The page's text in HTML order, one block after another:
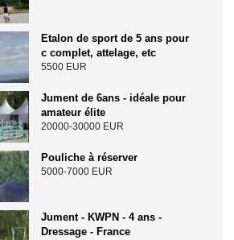
Etalon de sport de 5 ans pour
c complet, attelage, etc
5500 EUR
Jument de 6ans - idéale pour
amateur élite
20000-30000 EUR
Pouliche à réserver
5000-7000 EUR
Jument - KWPN - 4 ans -
Dressage - France